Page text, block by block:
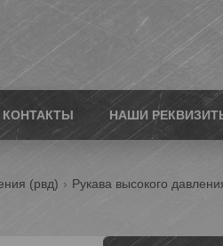
КОНТАКТЫ НАШИ
(рвд) Рукава высокого